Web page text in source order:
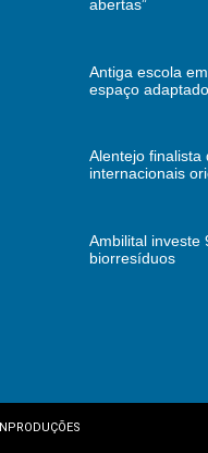
abertas”
Antiga escola
espaço
Alentejo finalista
internacionais
Ambilital investe
biorresíduos